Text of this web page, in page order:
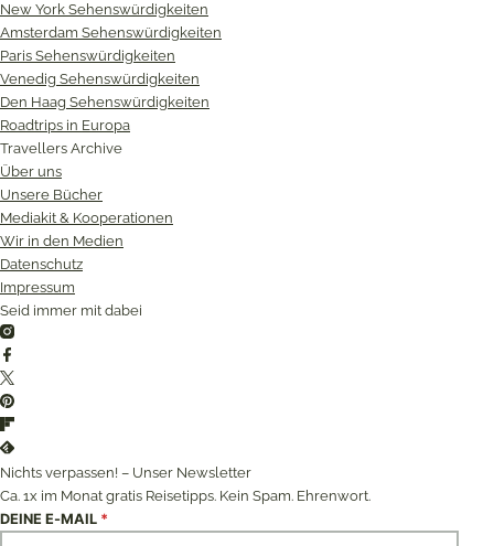
New York Sehenswürdigkeiten
Amsterdam Sehenswürdigkeiten
Paris Sehenswürdigkeiten
Venedig Sehenswürdigkeiten
Den Haag Sehenswürdigkeiten
Roadtrips in Europa
Travellers Archive
Über uns
Unsere Bücher
Mediakit & Kooperationen
Wir in den Medien
Datenschutz
Impressum
Seid immer mit dabei
Instagram
Twitter
Pinterest
Flipboard
Feedly
Nichts verpassen! – Unser Newsletter
Ca. 1x im Monat gratis Reisetipps. Kein Spam. Ehrenwort.
DEINE E-MAIL *